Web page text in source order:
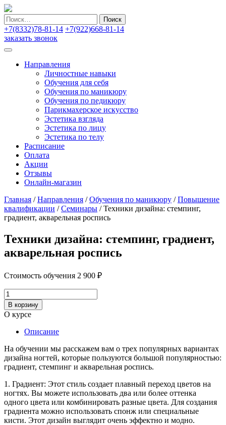
Найти:
+7(8332)78-81-14 +7(922)668-81-14
заказать звонок
Направления
Личностные навыки
Обучения для себя
Обучения по маникюру
Обучения по педикюру
Парикмахерское искусство
Эстетика взгляда
Эстетика по лицу
Эстетика по телу
Расписание
Оплата
Акции
Отзывы
Онлайн-магазин
Главная /Направления /Обучения по маникюру /Повышение
квалификации /Семинары /Техники дизайна: стемпинг,
градиент, акварельная роспись
Техники дизайна: стемпинг, градиент,
акварельная роспись
Стоимость обучения 2 900 ₽
Количество
товара
Техники
дизайна:
стемпинг,
градиент,
акварельная
роспись
В корзину
О курсе
Описание
На обучении мы расскажем вам о трех популярных вариантах
дизайна ногтей, которые пользуются большой популярностью:
градиент, стемпинг и акварельная роспись.
1. Градиент: Этот стиль создает плавный переход цветов на
ногтях. Вы можете использовать два или более оттенка
одного цвета или комбинировать разные цвета. Для создания
градиента можно использовать спонж или специальные
кисти. Этот дизайн выглядит очень эффектно и модно.